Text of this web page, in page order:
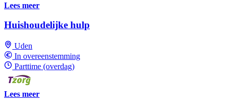
Lees meer
Huishoudelijke hulp
Uden
In overeenstemming
Parttime (overdag)
Lees meer